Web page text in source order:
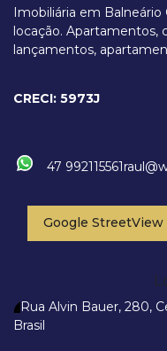
Imobiliária em Balneário
locação. Apartamentos,
lançamentos,
CRECI: 5973J
47 992115561
Google StreetView
Rua Alvin Bauer, 280,
Brasil